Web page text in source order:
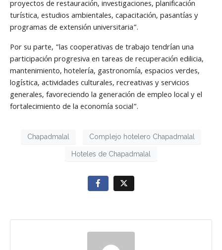
proyectos de restauración, investigaciones, planificación
turística, estudios ambientales, capacitación, pasantías y
programas de extensión universitaria”.
Por su parte, ”las cooperativas de trabajo tendrían una
participación progresiva en tareas de recuperación edilicia,
mantenimiento, hotelería, gastronomía, espacios verdes,
logística, actividades culturales, recreativas y servicios
generales, favoreciendo la generación de empleo local y el
fortalecimiento de la economía social”.
Chapadmalal Complejo hotelero Chapadmalal
Hoteles de Chapadmalal